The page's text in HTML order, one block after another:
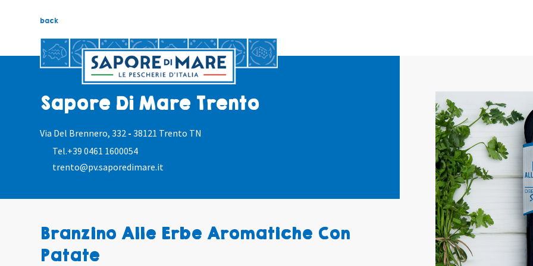
back
Sapore Di Mare Trento
Via Del Brennero, 332 - 38121 Trento TN
Tel.+39 0461 1600054
trento@pv.saporedimare.it
Branzino Alle Erbe Aromatiche Con
Patate